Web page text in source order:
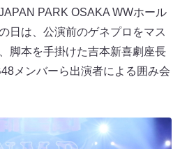
PARK OSAKA WWホール
日は、公演前のゲネプロをマス
脚本を手掛けた吉本新喜劇座長
メンバーら出演者による囲み会